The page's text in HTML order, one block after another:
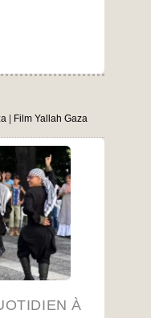
Film Yallah Gaza
À
n’ont pu que
précisons que
Saqer (car ils
c’est Alaloul, à
de la tournée
Gaza – on
deux ci-dessus